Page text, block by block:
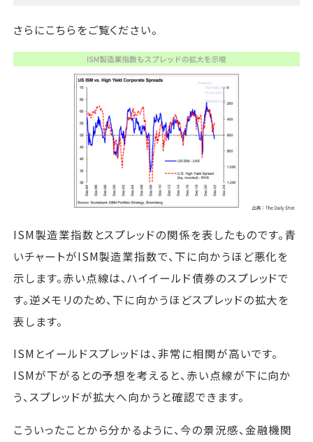
さらにこちらをご覧ください。
ISM製造業指数とスプレッドの関係を表したものです。青
いチャートがISM製造業指数で、下に向かうほど悪化を
示します。赤い点線は、ハイイールド債券のスプレッドで
す。逆メモリのため、下に向かうほどスプレッドの拡大を
表します。
ISMとイールドスプレッドは、非常に相関が高いです。
ISMが下がるとの予想を考えると、赤い点線が下に向か
う、スプレッドが拡大へ向かうと確認できます。
こういったことから分かるように、今の景況感、金融機関